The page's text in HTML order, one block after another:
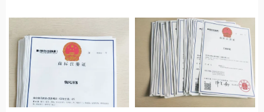
注意些什么？商标复审的目的是
商标复审需要什么资料？商标复
审需要多长时间？
商标注册要注意些什么？商标注
册的目的是为了什么？商标注册
会失败吗？商标注册需要什么资
料？商标注册的材料有哪些？商
标注册需要多长时间？